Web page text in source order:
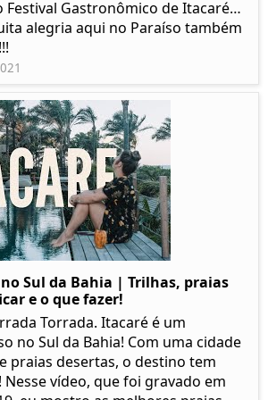
Festival Gastronômico de Itacaré…
alegria aqui no Paraíso também
Sul da Bahia | Trilhas, praias
e o que fazer!
Torrada. Itacaré é um
no Sul da Bahia! Com uma cidade
praias desertas, o destino tem
vídeo, que foi gravado em